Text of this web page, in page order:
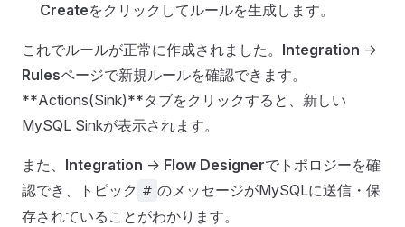
Createをクリックしてルールを生成します。
これでルールが正常に作成されました。 Integration ->
Rulesページで新規ルールを確認できます。
**Actions(Sink)**タブをクリックすると、新しい
MySQL Sinkが表示されます。
また、 Integration -> Flow Designerでトポロジーを確
認でき、トピック # のメッセージがMySQLに送信・保
存されていることがわかります。